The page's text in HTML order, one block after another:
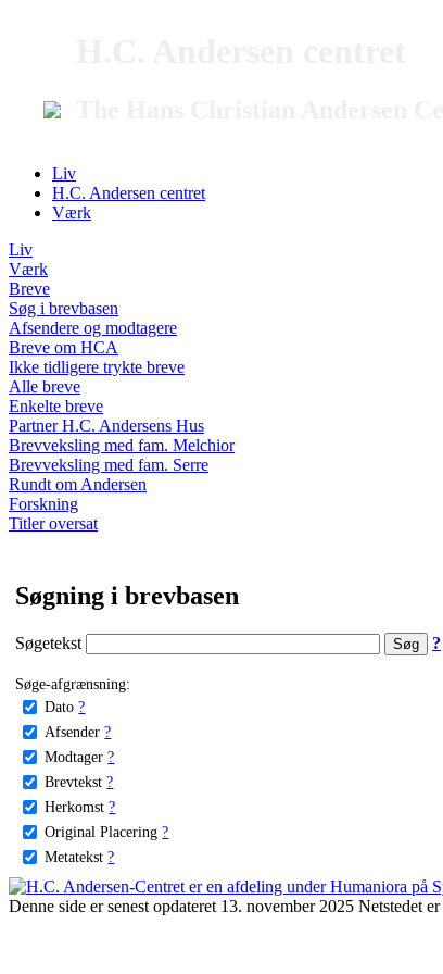
Liv
H.C. Andersen centret
Værk
Liv
Værk
Breve
Søg i brevbasen
Afsendere og modtagere
Breve om HCA
Ikke tidligere trykte breve
Alle breve
Enkelte breve
Partner H.C. Andersens Hus
Brevveksling med fam. Melchior
Brevveksling med fam. Serre
Rundt om Andersen
Forskning
Titler oversat
Søgning i brevbasen
Søgetekst ?
Søge-afgrænsning:
Dato ?
Afsender ?
Modtager ?
Brevtekst ?
Herkomst ?
Original Placering ?
Metatekst ?
Denne side er senest opdateret 13. november 2025 Netstedet